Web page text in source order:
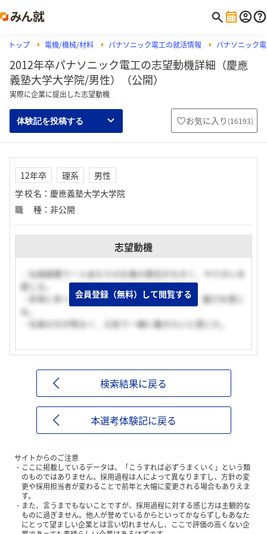
トップ 電機/機械/材料 パナソニック電工の就活情報 パナソニック
2012年卒パナソニック電工の志望動機詳細（慶應
義塾大学大学院/男性）（公開）
実際に企業に提出した志望動機
体験記を投稿する お気に入り (16193)
12年卒 理系
男性
学校名 ： 慶應義塾大学大学院
職種 ： 非公開
志望動機
・社員稼業で一人あたりの仕事の責任が大きく、やりがいを
感じる。
・非常に多くの住宅設備製品を取り扱っており、魅力を感じ
る。
・社員の方が明るく、元気で一緒に働きたいと感じた。
会員登録（無料）して閲覧する
検索結果に戻る
本選考体験記に戻る
サイトからのご注意
ここに掲載しているデータは、「こうすれば必ずうまくいく」という類
のものではありません。採用過程は人によって異なりますし、方針の変
更や採用担当者が変わることで前年と大幅に変更される場合もありえま
す。
また、言うまでもないことですが、採用過程に対する感じ方は主観的な
ものに過ぎません。他人が誉めているからといってかならずしもあなた
にとって望ましい企業とは言い切れませんし、ここで評価の高くない企